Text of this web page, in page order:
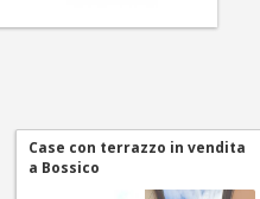
Case con terrazzo in vendita
a Bossico